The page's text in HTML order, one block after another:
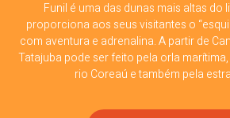
Funil é uma das dunas mais altas do
proporciona aos seus visitantes o
com aventura e adrenalina. A partir de
Tatajuba pode ser feito pela orla
rio Coreaú e também pela